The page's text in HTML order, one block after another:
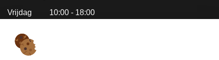
Vrijdag 10:00 - 18:00
zijn we gesloten op zaterdag)